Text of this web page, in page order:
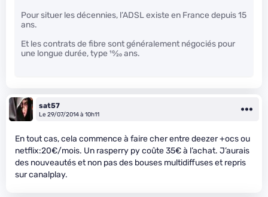
Pour situer les décennies, l’ADSL existe en France depuis 15
ans.
Et les contrats de fibre sont généralement négociés pour
une longue durée, type 10⁄20ans.
sat57
Le 29/07/2014 à 10h11
En tout cas, cela commence à faire cher entre deezer +ocs ou
netflix:20€/mois. Un rasperry py coûte 35€ à l’achat. J’aurais
des nouveautés et non pas des bouses multidiffuses et repris
sur canalplay.